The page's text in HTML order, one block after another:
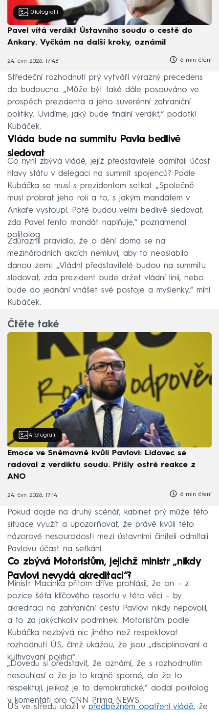
10 fotografií
Pavel vítá verdikt Ústavního soudu o cestě do
Ankary. Vyčkám na další kroky, oznámil
24. čvn 2026, 17:43 6 min čtení
Středeční rozhodnutí prý vytváří výrazný precedens
do budoucna. „Může být také dále posouváno ve
prospěch prezidenta a jeho suverénní zahraniční
politiky. Uvidíme, jaký bude finální verdikt,“ podotkl
Kubáček.
Vláda bude na summitu Pavla bedlivě
sledovat
Co nyní zbývá vládě, jejíž představitelé odmítali účast
hlavy státu v delegaci na summit spojenců? Podle
Kubáčka se musí s prezidentem setkat. „Společně
musí probrat jeho roli a to, s jakým mandátem v
Ankaře vystoupí. Poté budou velmi bedlivě sledovat,
zda Pavel tento mandát naplňuje,“ poznamenal
politolog.
Zdůraznil pravidlo, že o dění doma se na
mezinárodních akcích nemluví, aby to neoslabilo
danou zemi. „Vládní představitelé budou na summitu
sledovat, zda prezident bude držet vládní linii, nebo
bude do jednání vnášet své postoje a myšlenky,“ míní
Kubáček.
Čtěte také
4 fotografií
Emoce ve Sněmovně kvůli Pavlovi: Lidovec se
radoval z verdiktu soudu. Přišly ostré reakce z
ANO
24. čvn 2026, 17:14 6 min čtení
Pokud dojde na druhý scénář, kabinet prý může této
situace využít a upozorňovat, že právě kvůli této
názorové nesourodosti mezi ústavními činiteli odmítali
Pavlovu účast na setkání.
Co zbývá Motoristům, jejichž ministr „nikdy
Pavlovi nevydá akreditaci“?
Ministr Macinka přitom dříve prohlásil, že on – z
pozice šéfa klíčového resortu v této věci – by
akreditaci na zahraniční cestu Pavlovi nikdy nepovolil,
a to za jakýchkoliv podmínek. Motoristům podle
Kubáčka nezbývá nic jiného než respektovat
rozhodnutí ÚS, čímž ukážou, že jsou „disciplinovaní a
kultivovaní politici“.
„Dovedu si představit, že oznámí, že s rozhodnutím
nesouhlasí a že je to krajně sporné, ale že to
respektují, jelikož je to demokratické,“ dodal politolog
v komentáři pro CNN Prima NEWS.
ÚS ve středu uložil v předběžném opatření vládě, že